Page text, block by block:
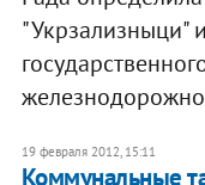
"Укрзализныци"
19 февраля 2012, 15:11
Коммунальные